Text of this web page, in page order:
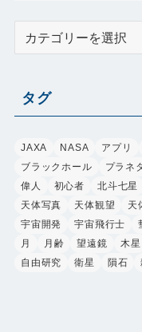
ー
タグ
JAXA NASA アプリ
ブラックホール
プラネ
偉人
初心者 北斗七星
天体写真
天体観望 天
宇宙開発
宇宙飛行士
月
月齢 望遠鏡 木星
自由研究
衛星 隕石